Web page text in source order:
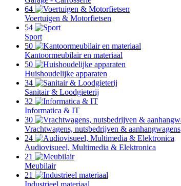
64
Voertuigen & Motorfietsen
54
Sport
50
Kantoormeubilair en materiaal
50
Huishoudelijke apparaten
34
Sanitair & Loodgieterij
32
Informatica & IT
30
Vrachtwagens, nutsbedrijven & aanhangwagens
24
Audiovisueel, Multimedia & Elektronica
21
Meubilair
21
Industrieel materiaal